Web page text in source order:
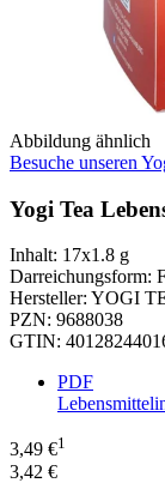
Abbildung ähnlich
Besuche unseren
Yogi Tea
Inhalt: 17x1.8 g
Darreichungsform:
Hersteller: YOGI
PZN: 9688038
GTIN:
PDF
3,49 €1
3,42 €